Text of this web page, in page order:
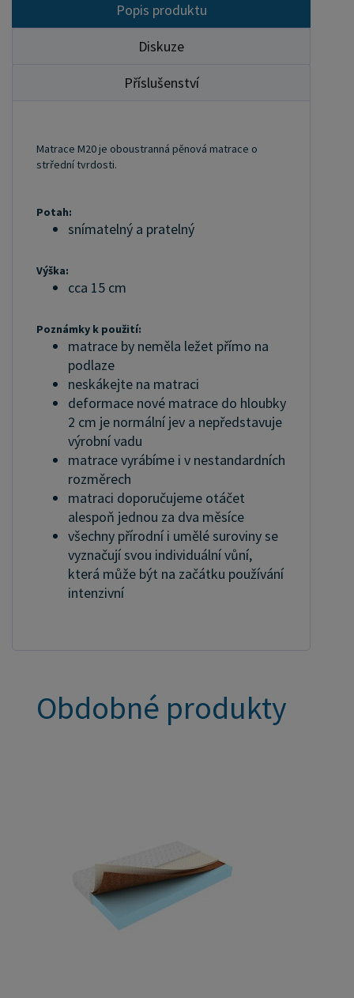
Popis produktu
Diskuze
Příslušenství
Matrace M20 je oboustranná pěnová matrace o
strřední tvrdosti.
Potah:
snímatelný a pratelný
Výška:
cca 15 cm
Poznámky k použití:
matrace by neměla ležet přímo na
podlaze
neskákejte na matraci
deformace nové matrace do hloubky
2 cm je normální jev a nepředstavuje
výrobní vadu
matrace vyrábíme i v nestandardních
rozměrech
matraci doporučujeme otáčet
alespoň jednou za dva měsíce
všechny přírodní i umělé suroviny se
vyznačují svou individuální vůní,
která může být na začátku používání
intenzivní
Obdobné produkty